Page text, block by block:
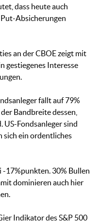
dass heute auch
Absicherungen
an der CBOE zeigt mit
gestiegenes Interesse
fällt auf 79%
Bandbreite dessen,
US-Fondsanleger sind
sich ein ordentliches
17%punkten. 30% Bullen
dominieren auch hier
Indikator des S&P 500